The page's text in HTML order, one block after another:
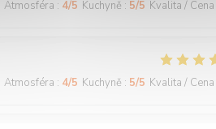
Atmosféra : 4/5 Kuchyně : 5/5 Kvalita / Cena
Atmosféra : 4/5 Kuchyně : 5/5 Kvalita / Cena